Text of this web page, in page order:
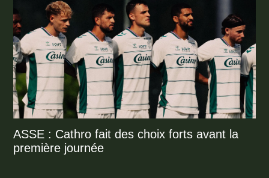
ASSE : Cathro fait des choix forts avant la
première journée